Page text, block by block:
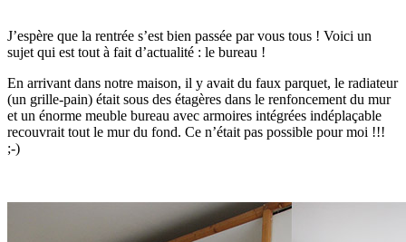
J’espère que la rentrée s’est bien passée par vous tous ! Voici un
sujet qui est tout à fait d’actualité : le bureau !
En arrivant dans notre maison, il y avait du faux parquet, le radiateur
(un grille-pain) était sous des étagères dans le renfoncement du mur
et un énorme meuble bureau avec armoires intégrées indéplaçable
recouvrait tout le mur du fond. Ce n’était pas possible pour moi !!!
;-)